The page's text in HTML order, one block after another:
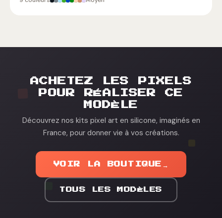
ACHETEZ LES PIXELS
POUR RÉALISER CE
MODÈLE
Découvrez nos kits pixel art en silicone, imaginés en
France, pour donner vie à vos créations.
VOIR LA BOUTIQUE →
TOUS LES MODÈLES